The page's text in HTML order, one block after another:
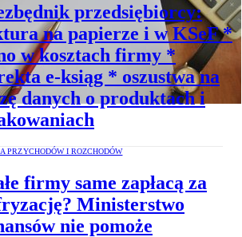
przedsiębiorcy:
na papierze i w KSeF *
w kosztach firmy *
e-ksiąg * oszustwa na
danych o produktach i
PRZYCHODÓW I ROZCHODÓW
firmy same zapłacą za
Ministerstwo
nie pomoże